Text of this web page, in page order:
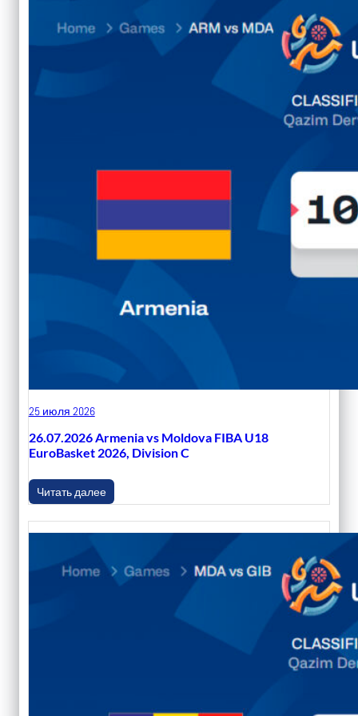
25 июля 2026
26.07.2026 Armenia vs Moldova FIBA U18
EuroBasket 2026, Division C
Читать далее